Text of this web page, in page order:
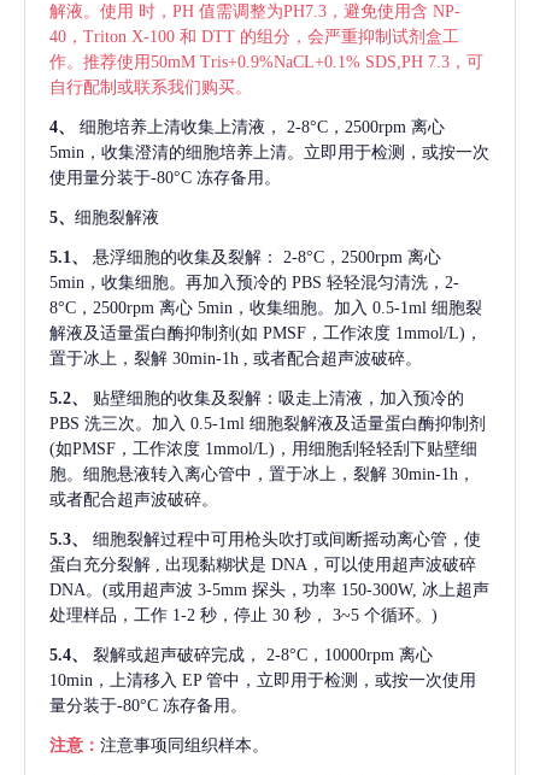
解液。使用 时，PH 值需调整为PH7.3，避免使用含 NP-
40，Triton X-100 和 DTT 的组分，会严重抑制试剂盒工
作。推荐使用50mM Tris+0.9%NaCL+0.1% SDS,PH 7.3，可
自行配制或联系我们购买。
4、 细胞培养上清收集上清液，
2-8°C，2500rpm 离心
5min，收集澄清的细胞培养上清。立即用于检测，或按一次
使用量分装于-80°C 冻存备用。
5、 细胞裂解液
5.1、 悬浮细胞的收集及裂解：
2-8°C，2500rpm 离心
5min，收集细胞。再加入预冷的 PBS 轻轻混匀清洗，2-
8°C，2500rpm 离心 5min，收集细胞。加入 0.5-1ml 细胞裂
解液及适量蛋白酶抑制剂(如 PMSF，工作浓度 1mmol/L)，
置于冰上，裂解 30min-1h , 或者配合超声波破碎。
5.2、
贴壁细胞的收集及裂解：吸走上清液，加入预冷的
PBS 洗三次。加入 0.5-1ml 细胞裂解液及适量蛋白酶抑制剂
(如PMSF，工作浓度 1mmol/L)，用细胞刮轻轻刮下贴壁细
胞。细胞悬液转入离心管中，置于冰上，裂解 30min-1h，
或者配合超声波破碎。
5.3、
细胞裂解过程中可用枪头吹打或间断摇动离心管，使
蛋白充分裂解 , 出现黏糊状是 DNA，可以使用超声波破碎
DNA。(或用超声波 3-5mm 探头，功率 150-300W, 冰上超声
处理样品，工作 1-2 秒，停止 30 秒， 3~5 个循环。)
5.4、 裂解或超声破碎完成，
2-8°C，10000rpm 离心
10min，上清移入 EP 管中，立即用于检测，或按一次使用
量分装于-80°C 冻存备用。
注意： 注意事项同组织样本。